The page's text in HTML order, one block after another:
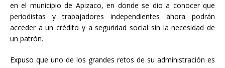
en el municipio de Apizaco, en donde se dio a conocer que
periodistas y trabajadores independientes ahora podrán
acceder a un crédito y a seguridad social sin la necesidad de
un patrón.
Expuso que uno de los grandes retos de su administración es